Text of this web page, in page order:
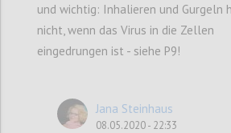
> Hygiene in
Eigenverantwortung.
(4) Wertekanon :
> „Jedes einzelne Leben zu
oberste Priorität“ vs.
> „Fokussierung auf Schutz
und wichtig: Inhalieren und Gurgeln
nicht, wenn das Virus in die Zellen
eingedrungen ist - siehe P9!
Jana Steinhaus
08.05.2020 - 22:33